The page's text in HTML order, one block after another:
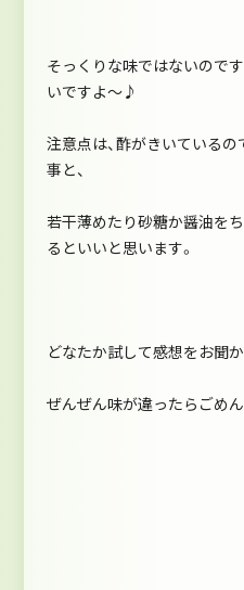
そっくりな味ではないので
いですよ～♪
注意点は、酢がきいている
事と、
若干薄めたり砂糖か醤油を
るといいと思います。
どなたか試して感想をお聞
ぜんぜん味が違ったらごめ